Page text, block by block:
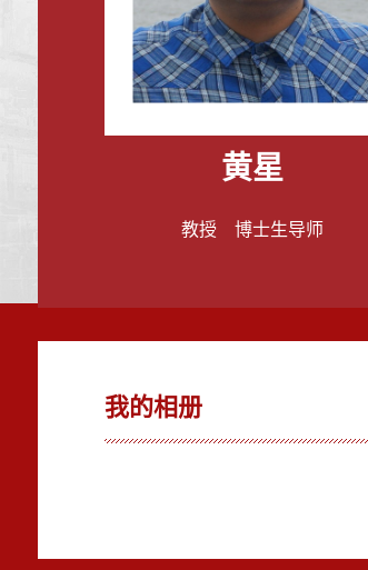
黄星
教授 博士生导师
我的相册